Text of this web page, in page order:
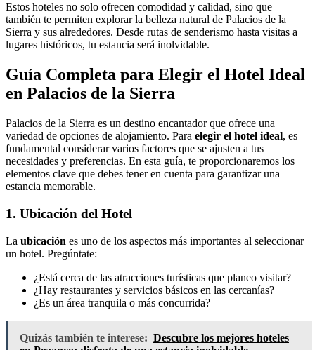
Estos hoteles no solo ofrecen comodidad y calidad, sino que
también te permiten explorar la belleza natural de Palacios de la
Sierra y sus alrededores. Desde rutas de senderismo hasta visitas a
lugares históricos, tu estancia será inolvidable.
Guía Completa para Elegir el Hotel Ideal
en Palacios de la Sierra
Palacios de la Sierra es un destino encantador que ofrece una
variedad de opciones de alojamiento. Para elegir el hotel ideal, es
fundamental considerar varios factores que se ajusten a tus
necesidades y preferencias. En esta guía, te proporcionaremos los
elementos clave que debes tener en cuenta para garantizar una
estancia memorable.
1. Ubicación del Hotel
La ubicación es uno de los aspectos más importantes al seleccionar
un hotel. Pregúntate:
¿Está cerca de las atracciones turísticas que planeo visitar?
¿Hay restaurantes y servicios básicos en las cercanías?
¿Es un área tranquila o más concurrida?
Quizás también te interese: Descubre los mejores hoteles